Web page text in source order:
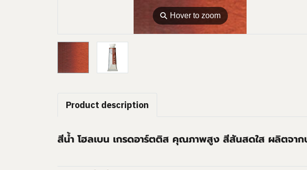
⚲ Hover to zoom
Product description
สีน้ำ โฮลเบน เกรดอาร์ตติส คุณภาพสูง สีสันสดใส ผลิตจา